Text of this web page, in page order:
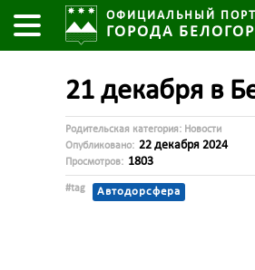
ОФИЦИАЛЬНЫЙ
ГОРОДА
21 декабря в
Родительская категория: Новости
Опубликовано: 22 декабря 2024
Просмотров: 1803
#tag Автодорсфера